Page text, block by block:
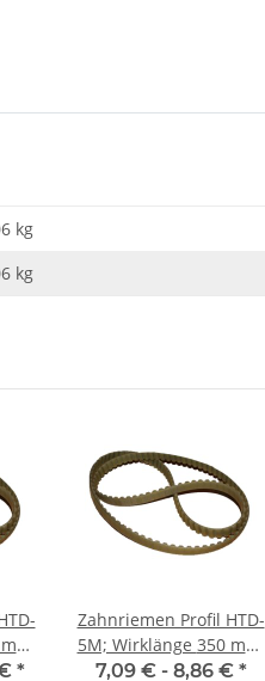
kg
kg
*
Zahnriemen Profil HTD-
5M; Wirklänge 350 mm,
Riemenbreite 9 mm
7,09 € - 8,86 € *